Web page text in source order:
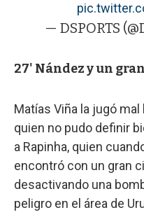
— DSPORTS
27' Nández y un
Matías Viña la jugó
quien no pudo definir
a Rapinha, quien
encontró con un gran
desactivando una
peligro en el área de